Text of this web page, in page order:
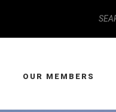
OUR MEMBERS